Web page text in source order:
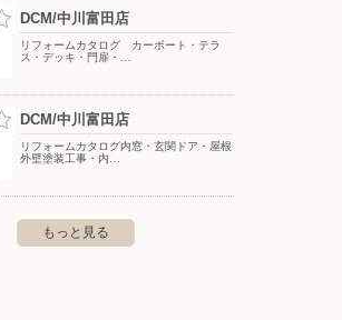
〒461-0040 愛知県名古屋市東区矢田2-1-95 メッツ大曽
根内
DCM/中川富田店
リフォームカタログ カーポート・テラ
ス・デッキ・門扉・…
DCM/中川富田店
リフォームカタログ内窓・玄関ドア・屋根
外壁塗装工事・内…
もっと見る